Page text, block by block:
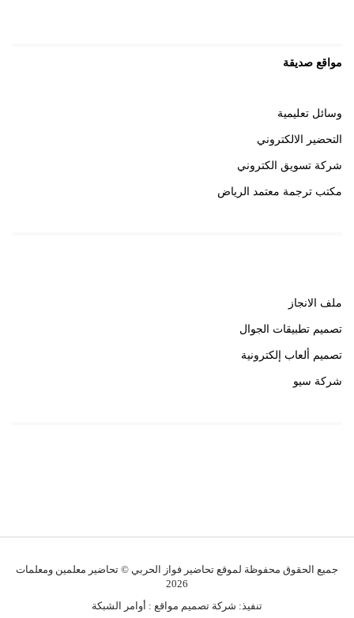
مواقع صديقة
وسائل تعليمية
التحضير الالكتروني
شركة تسويق الكتروني
مكتب ترجمة معتمد الرياض
ملف الانجاز
تصميم تطبيقات الجوال
تصميم ألعاب إلكترونية
شركة سيو
جميع الحقوق محفوظة لموقع تحاضير فواز الحربي © تحاضير معلمين ومعلمات
2026
تنفيذ: شركة تصميم مواقع : أوامر الشبكة